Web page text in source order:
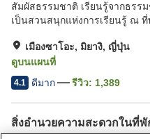
สัมผัสธรรมชาติ เรียนรู้จากธรร
เป็นสวนสนุกแห่งการเรียนรู้ ณ
เมืองซาโอะ, มิยางิ, ญี่ปุ่น
ดูบนแผนที่
4.1 ดีมาก รีวิว: 1,389
สิ่งอำนวยความสะดวกในที่พั